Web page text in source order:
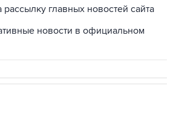
рассылку главных новостей сайта
новости в официальном